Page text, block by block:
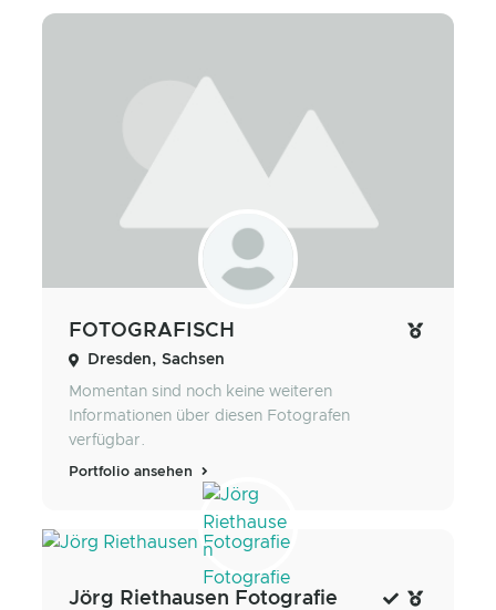
FOTOGRAFISCH
Dresden, Sachsen
Momentan sind noch keine weiteren
Informationen über diesen Fotografen
verfügbar.
Portfolio ansehen
Jörg Riethausen Fotografie